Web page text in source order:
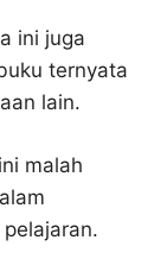
ini juga
ternyata
lain.
malah